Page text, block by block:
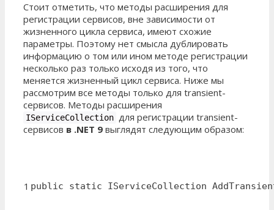
Стоит отметить, что методы расширения для
регистрации сервисов, вне зависимости от
жизненного цикла сервиса, имеют схожие
параметры. Поэтому нет смысла дублировать
информацию о том или ином методе регистрации
несколько раз только исходя из того, что
меняется жизненный цикл сервиса. Ниже мы
рассмотрим все методы только для transient-
сервисов. Методы расширения
IServiceCollection для регистрации transient-
сервисов в .NET 9 выглядят следующим образом:
1 public static IServiceCollection